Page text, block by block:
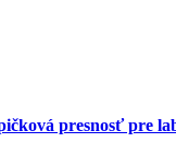
presnosť pre